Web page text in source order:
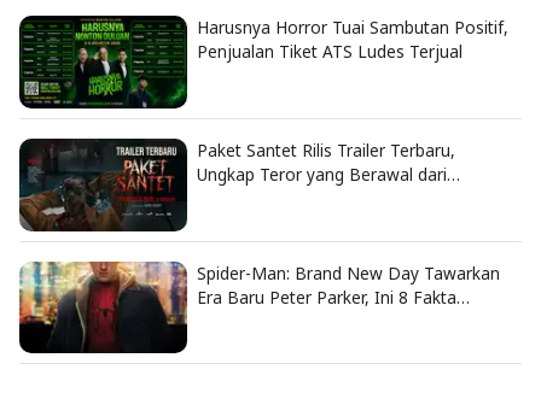
Harusnya Horror Tuai Sambutan Positif,
Penjualan Tiket ATS Ludes Terjual
Paket Santet Rilis Trailer Terbaru,
Ungkap Teror yang Berawal dari
Spider-Man: Brand New Day Tawarkan
Era Baru Peter Parker, Ini 8 Fakta